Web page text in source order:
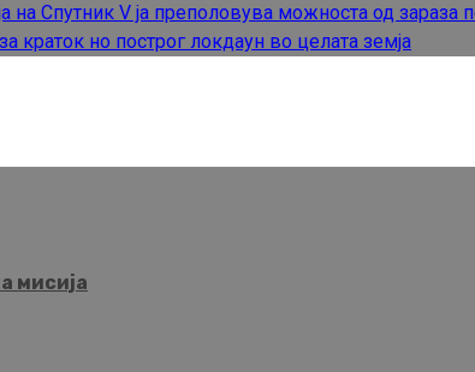
на Спутник V ја преполовува можноста од зараза
краток но построг локдаун во целата земја
мисија